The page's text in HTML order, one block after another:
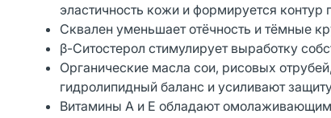
эластичность кожи и формируется контур
Сквален уменьшает отёчность и тёмные
β-Ситостерол стимулирует выработку
Органические масла сои, рисовых
гидролипидный баланс и усиливают
Витамины А и Е обладают омолаживающим